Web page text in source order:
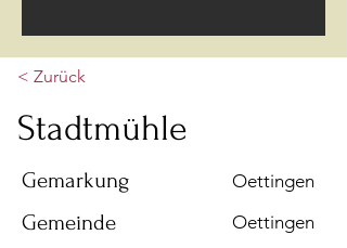
< Zurück
Stadtmühle
Oettingen
Gemarkung
Oettingen
Gemeinde